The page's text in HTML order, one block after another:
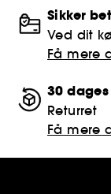
Sikker
Ved dit
Få mere
30 dages
Returret
Få mere